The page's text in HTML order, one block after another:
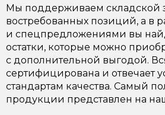
Мы поддерживаем складской
востребованных позиций, а в
и спецпредложениями вы
остатки, которые можно
с дополнительной выгодой.
сертифицирована и отвечает
стандартам качества. Самый
продукции представлен на